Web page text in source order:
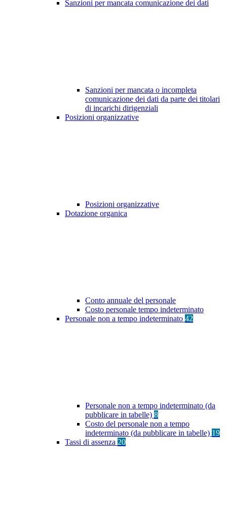
Sanzioni per mancata comunicazione dei dati
Sanzioni per mancata o incompleta
comunicazione dei dati da parte dei titolari
di incarichi dirigenziali
Posizioni organizzative
Posizioni organizzative
Dotazione organica
Conto annuale del personale
Costo personale tempo indeterminato
Personale non a tempo indeterminato 42
Personale non a tempo indeterminato (da
pubblicare in tabelle) 8
Costo del personale non a tempo
indeterminato (da pubblicare in tabelle) 19
Tassi di assenza 20